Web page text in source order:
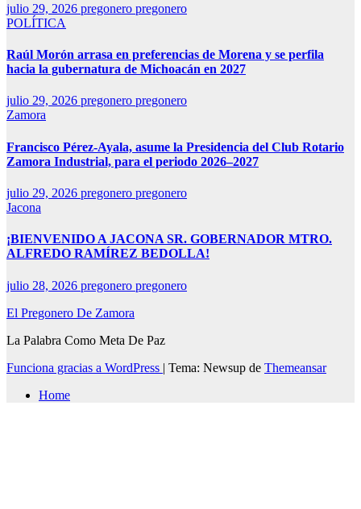
julio 29, 2026 pregonero pregonero
POLÍTICA
Raúl Morón arrasa en preferencias de Morena y se perfila
hacia la gubernatura de Michoacán en 2027
julio 29, 2026 pregonero pregonero
Zamora
Francisco Pérez-Ayala, asume la Presidencia del Club Rotario
Zamora Industrial, para el periodo 2026–2027
julio 29, 2026 pregonero pregonero
Jacona
¡BIENVENIDO A JACONA SR. GOBERNADOR MTRO.
ALFREDO RAMÍREZ BEDOLLA!
julio 28, 2026 pregonero pregonero
El Pregonero De Zamora
La Palabra Como Meta De Paz
Funciona gracias a WordPress | Tema: Newsup de Themeansar
Home